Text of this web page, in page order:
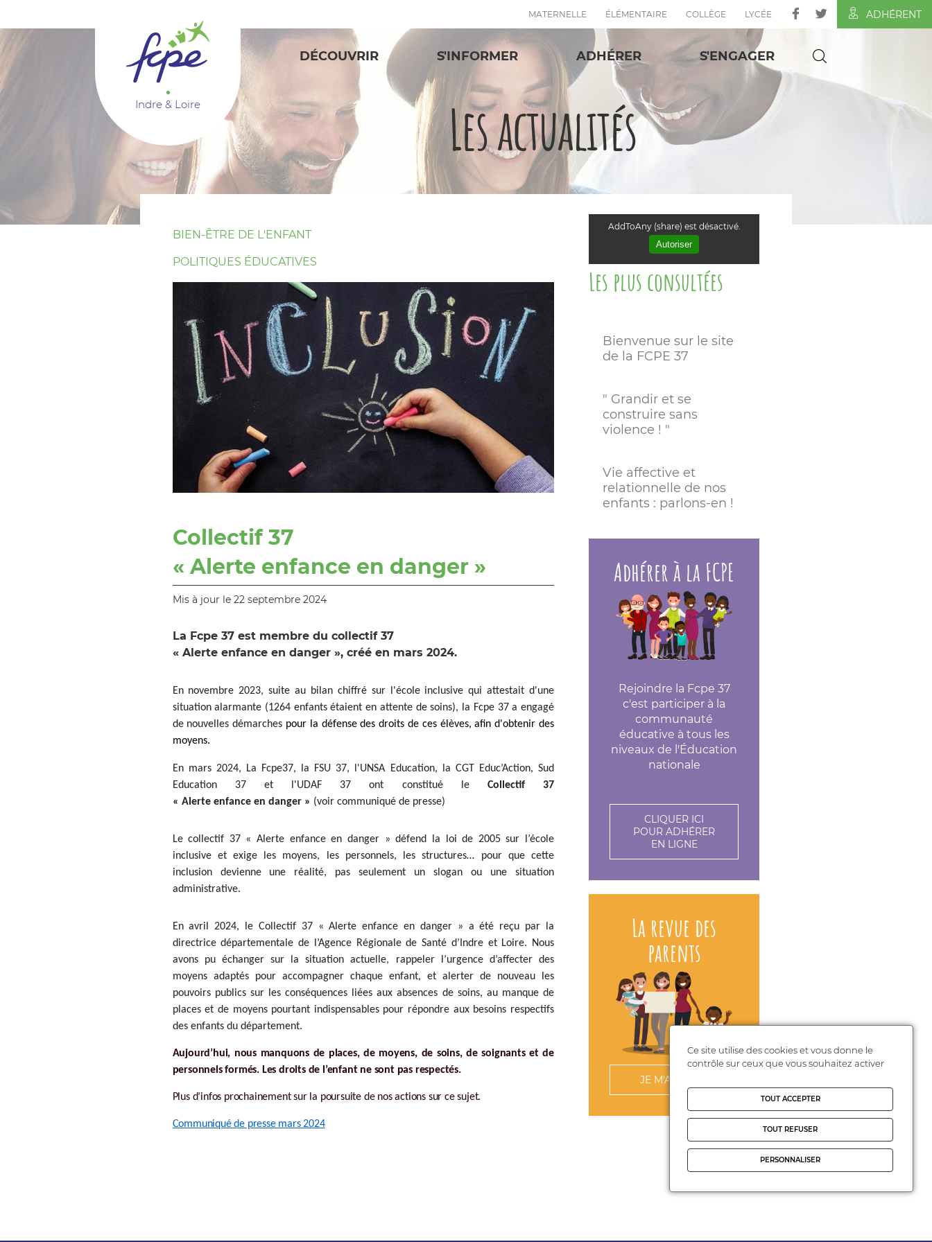
MATERNELLE ÉLÉMENTAIRE COLLÈGE LYCÉE ADHÉRENT
Indre & Loire
DÉCOUVRIR S'INFORMER ADHÉRER S'ENGAGER
Les actualités
BIEN-ÊTRE DE L'ENFANT
POLITIQUES ÉDUCATIVES
Collectif 37
« Alerte enfance en danger »
Mis à jour le 22 septembre 2024
La Fcpe 37 est membre du collectif 37
« Alerte enfance en danger », créé en mars 2024.
En novembre 2023, suite au bilan chiffré sur l'école inclusive qui attestait d'une
situation alarmante (1264 enfants étaient en attente de soins), la Fcpe 37 a engagé
de nouvelles démarches pour la défense des droits de ces élèves, afin d'obtenir des
moyens.
En mars 2024, La Fcpe37, la FSU 37, l'UNSA Education, la CGT Educ’Action, Sud
Education 37 et l'UDAF 37 ont constitué le Collectif 37
« Alerte enfance en danger » (voir communiqué de presse)
Le collectif 37 « Alerte enfance en danger » défend la loi de 2005 sur l’école
inclusive et exige les moyens, les personnels, les structures… pour que cette
inclusion devienne une réalité, pas seulement un slogan ou une situation
administrative.
En avril 2024, le Collectif 37 « Alerte enfance en danger » a été reçu par la
directrice départementale de l’Agence Régionale de Santé d’Indre et Loire. Nous
avons pu échanger sur la situation actuelle, rappeler l’urgence d’affecter des
moyens adaptés pour accompagner chaque enfant, et alerter de nouveau les
pouvoirs publics sur les conséquences liées aux absences de soins, au manque de
places et de moyens pourtant indispensables pour répondre aux besoins respectifs
des enfants du département.
Aujourd’hui, nous manquons de places, de moyens, de soins, de soignants et de
personnels formés. Les droits de l’enfant ne sont pas respectés.
Plus d’infos prochainement sur la poursuite de nos actions sur ce sujet.
Communiqué de presse mars 2024
AddToAny (share) est désactivé.
Autoriser
Les plus consultées
Bienvenue sur le site
de la FCPE 37
" Grandir et se
construire sans
violence ! "
Vie affective et
relationnelle de nos
enfants : parlons-en !
Adhérer à la FCPE
Rejoindre la Fcpe 37
c'est participer à la
communauté
éducative à tous les
niveaux de l'Éducation
nationale
CLIQUER ICI
POUR ADHÉRER
EN LIGNE
La revue des
parents
JE M'ABONNE
Ce site utilise des cookies et vous donne le
contrôle sur ceux que vous souhaitez activer
TOUT ACCEPTER
TOUT REFUSER
PERSONNALISER